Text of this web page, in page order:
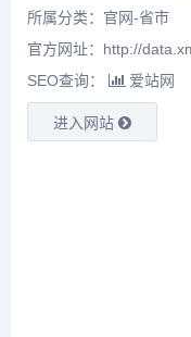
所属分类： 官网-省市
官方网址：http://
SEO查询：
爱站网
进入网站